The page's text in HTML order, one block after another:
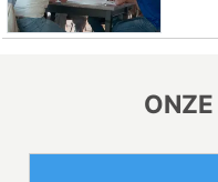
ONZE